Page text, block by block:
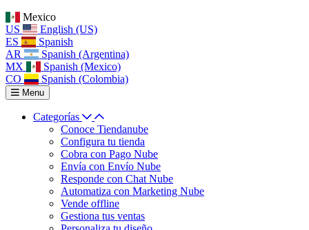
Mexico
US
English (US)
ES
Spanish
AR
Spanish (Argentina)
MX
Spanish (Mexico)
CO
Spanish (Colombia)
Menu
Categorías
Conoce Tiendanube
Configura tu tienda
Cobra con Pago Nube
Envía con Envío Nube
Responde con Chat Nube
Automatiza con Marketing Nube
Vende offline
Gestiona tus ventas